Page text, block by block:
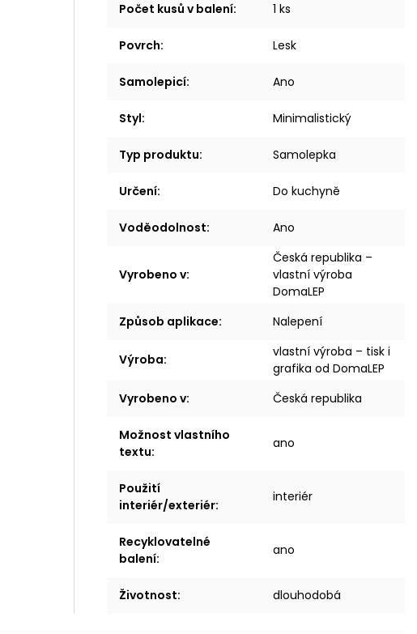
Počet kusů v balení: 1 ks
Povrch: Lesk
Samolepicí: Ano
Styl: Minimalistický
Typ produktu: Samolepka
Určení: Do kuchyně
Voděodolnost: Ano
Vyrobeno v:
Česká republika –
vlastní výroba
DomaLEP
Způsob aplikace: Nalepení
Výroba:
vlastní výroba – tisk i
grafika od DomaLEP
Vyrobeno v: Česká republika
Možnost vlastního
textu:
ano
Použití
interiér/exteriér:
interiér
Recyklovatelné
balení:
ano
Životnost: dlouhodobá